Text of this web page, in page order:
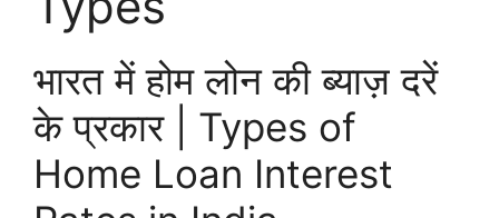
भारत में होम लोन की ब्याज़ दरें
के प्रकार | Types of
Home Loan Interest